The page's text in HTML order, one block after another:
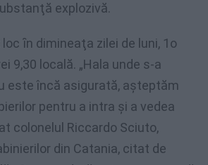
explozivă.
ȋn dimineaţa zilei de luni, 1o
9,30 locală. „Hala unde s-a
este încă asigurată, aşteptăm
pentru a intra şi a vedea
colonelul Riccardo Sciuto,
din Catania, citat de